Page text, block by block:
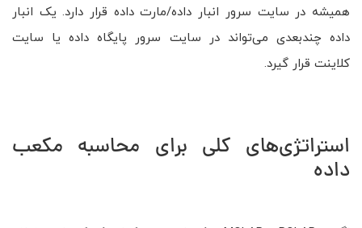
همیشه در سایت سرور انبار داده/مارت داده قرار دارد. یک انبار
داده چندبعدی می‌تواند در سایت سرور پایگاه داده یا سایت
کلاینت قرار گیرد.
استراتژی‌های کلی برای محاسبه مکعب
داده